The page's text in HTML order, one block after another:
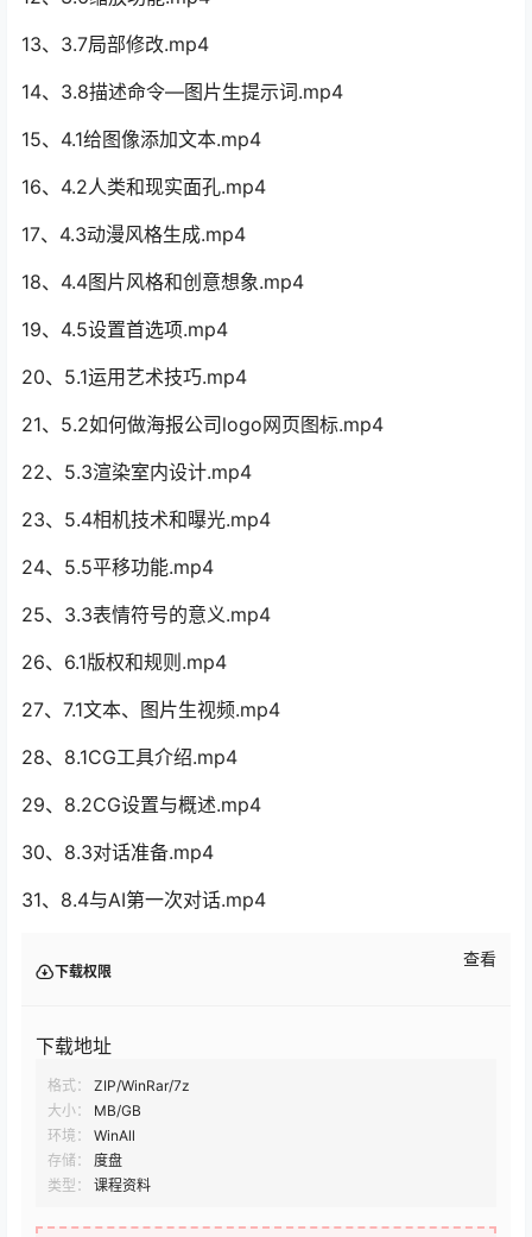
13、3.7局部修改.mp4
14、3.8描述命令—图片生提示词.mp4
15、4.1给图像添加文本.mp4
16、4.2人类和现实面孔.mp4
17、4.3动漫风格生成.mp4
18、4.4图片风格和创意想象.mp4
19、4.5设置首选项.mp4
20、5.1运用艺术技巧.mp4
21、5.2如何做海报公司logo网页图标.mp4
22、5.3渲染室内设计.mp4
23、5.4相机技术和曝光.mp4
24、5.5平移功能.mp4
25、3.3表情符号的意义.mp4
26、6.1版权和规则.mp4
27、7.1文本、图片生视频.mp4
28、8.1CG工具介绍.mp4
29、8.2CG设置与概述.mp4
30、8.3对话准备.mp4
31、8.4与AI第一次对话.mp4
下载权限
查看
下载地址
格式：
ZIP/WinRar/7z
大小：
MB/GB
环境：
WinAll
存储：
度盘
类型：
课程资料